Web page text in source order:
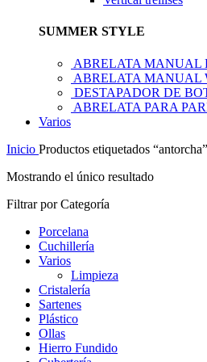
SUMMER STYLE
ABRELATA MANUAL
ABRELATA MANUAL
DESTAPADOR DE
ABRELATA PARA
Varios
Inicio Productos etiquetados “antorcha”
Mostrando el único resultado
Filtrar por Categoría
Porcelana
Cuchillería
Varios
Limpieza
Cristalería
Sartenes
Plástico
Ollas
Hierro Fundido